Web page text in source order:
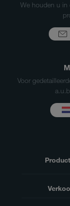
We houden u in
Voor